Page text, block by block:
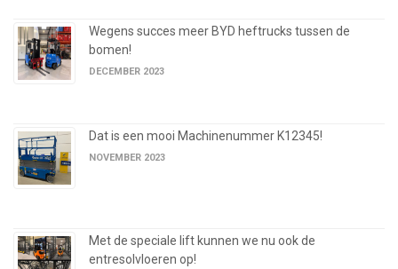
Wegens succes meer BYD heftrucks tussen de
bomen!
DECEMBER 2023
Dat is een mooi Machinenummer K12345!
NOVEMBER 2023
Met de speciale lift kunnen we nu ook de
entresolvloeren op!